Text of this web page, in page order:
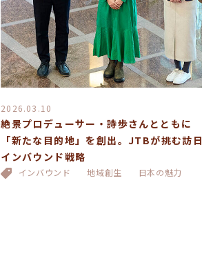
2026.03.10
絶景プロデューサー・詩歩さんとともに
「新たな目的地」を創出。JTBが挑む訪日
インバウンド戦略
インバウンド 地域創生 日本の魅力